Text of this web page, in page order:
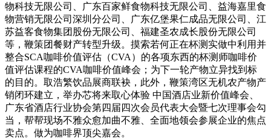
物科技无限公司、广东百家鲜食物科技无限公司、益海嘉里食
物营销无限公司深圳分公司、广东亿堡果仁成品无限公司、江
苏益客食物集团股份无限公司、福建圣农成长股份无限公司
等，鞭策团餐财产转型升级。摸索若何正在杯测实做中利用并
整合SCA咖啡价值评估（CVA）的各项东西的杯测师咖啡价
值评估课程的CVA咖啡价值峰会；为下一轮产物立异找到标
的目的。取浩繁饮品展商联袂，此外，鞭策湾区无机农产物产
销闭环建立，举办芯将来取心体验 中国酒店业新价值峰会、
广东省酒店行业协会第四届四次会员代表大会暨七次理事会勾
当，帮帮现场不雅众愈加曲不雅、全面地领会参展企业的焦点
卖点。做为咖啡界顶尖嘉会。